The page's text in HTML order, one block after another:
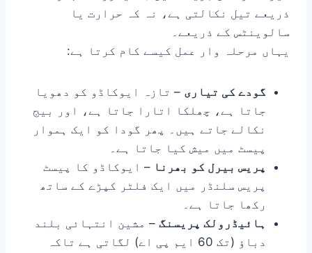
ذریعے تیل نکالتی ہے، نہ کہ حرارت یا
سالوینٹس کے ذریعے۔
یہاں مرحلہ وار عمل کیسے کام کرتا ہے:
گودے کی تیاری – تازہ ایوکاڈو کو دھویا
جاتا ہے، چھلکا اتارا جاتا ہے، اور بیج
نکالے جاتے ہیں۔ پھر گودا کو ایک ہموار
پیسٹ میں میش کیا جاتا ہے۔
پریس بیرل کو بھرنا – ایوکاڈو کا پیسٹ
پریس سلنڈر میں ایک فلٹر کپڑے کے ساتھ
رکھا جاتا ہے۔
ہائیڈرولک پریسنگ – مشین انتہائی بلند
دباؤ (تک 60 ایم پی اے) لگاتی ہے تاکہ